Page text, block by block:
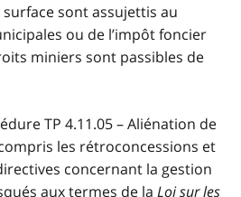
sont assujettis au
ou de l’impôt foncier
miniers sont passibles de
TP 4.11.05 – Aliénation de
les rétroconcessions et
concernant la gestion
aux termes de la Loi sur les